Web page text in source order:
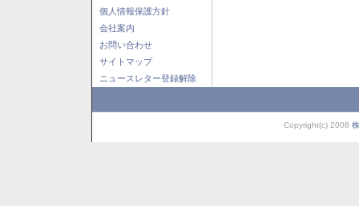
個人情報保護方針
会社案内
お問い合わせ
サイトマップ
ニュースレター登録解除
Copyright(c) 2008